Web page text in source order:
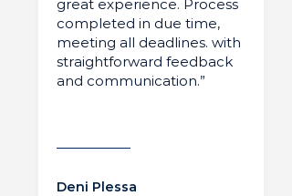
great experience. Process
completed in due time,
meeting all deadlines. with
straightforward feedback
and communication.”
Deni Plessa